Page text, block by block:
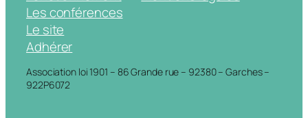
Les conférences
Le site
Adhérer
Association loi 1901 – 86 Grande rue – 92380 – Garches –
922P6072